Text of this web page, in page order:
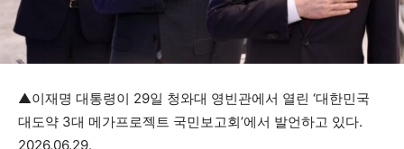
▲이재명 대통령이 29일 청와대 영빈관에서 열린 ‘대한민국
대도약 3대 메가프로젝트 국민보고회’에서 발언하고 있다.
2026.06.29.